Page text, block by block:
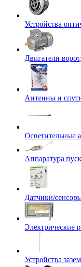
Устройства
Двигатели
Антенны и
Осветительные
Аппаратура
Датчики/
Электрические
Устройства